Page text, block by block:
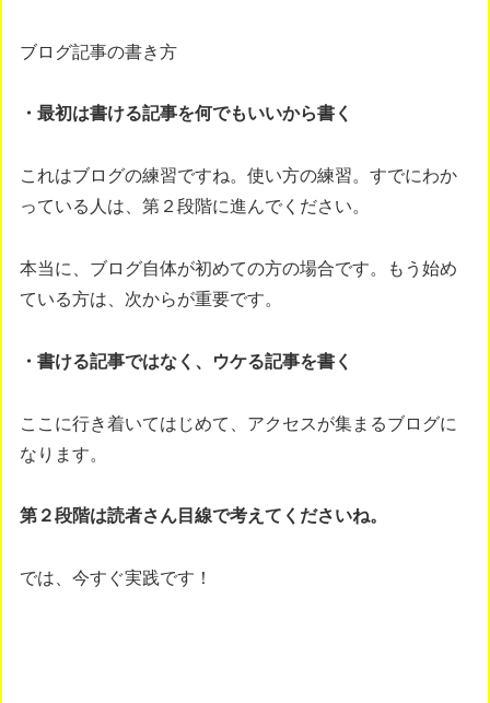
ブログ記事の書き方
・最初は書ける記事を何でもいいから書く
これはブログの練習ですね。使い方の練習。すでにわか
っている人は、第２段階に進んでください。
本当に、ブログ自体が初めての方の場合です。もう始め
ている方は、次からが重要です。
・書ける記事ではなく、ウケる記事を書く
ここに行き着いてはじめて、アクセスが集まるブログに
なります。
第２段階は読者さん目線で考えてくださいね。
では、今すぐ実践です！